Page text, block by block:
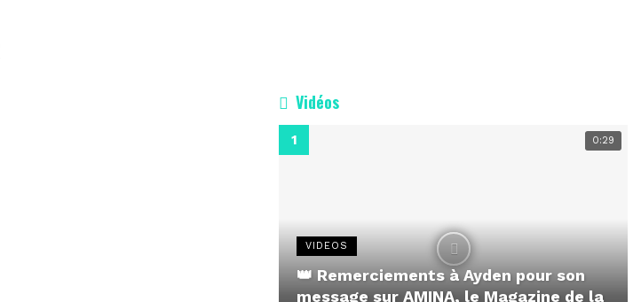
Vidéos
0:29
VIDEOS
👑 Remerciements à Ayden pour son
message sur AMINA, le Magazine de la